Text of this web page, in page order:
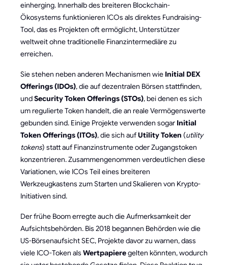
einherging. Innerhalb des breiteren Blockchain-
Ökosystems funktionieren ICOs als direktes Fundraising-
Tool, das es Projekten oft ermöglicht, Unterstützer
weltweit ohne traditionelle Finanzintermediäre zu
erreichen.
Sie stehen neben anderen Mechanismen wie Initial DEX
Offerings (IDOs), die auf dezentralen Börsen stattfinden,
undSecurity Token Offerings (STOs), bei denen es sich
um regulierte Token handelt, die an reale Vermögenswerte
gebunden sind. Einige Projekte verwenden sogar Initial
Token Offerings (ITOs), die sich aufUtility Token (utility
tokens) statt auf Finanzinstrumente oder Zugangstoken
konzentrieren. Zusammengenommen verdeutlichen diese
Variationen, wie ICOs Teil eines breiteren
Werkzeugkastens zum Starten und Skalieren von Krypto-
Initiativen sind.
Der frühe Boom erregte auch die Aufmerksamkeit der
Aufsichtsbehörden. Bis 2018 begannen Behörden wie die
US-Börsenaufsicht SEC, Projekte davor zu warnen, dass
viele ICO-Token als Wertpapieregelten könnten, wodurch